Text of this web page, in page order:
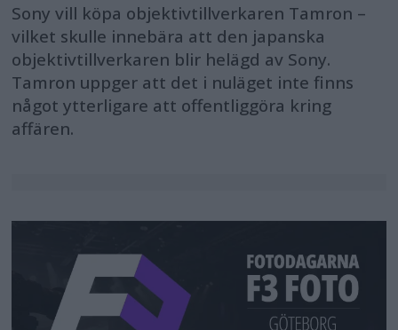
Sony vill köpa objektivtillverkaren Tamron –
vilket skulle innebära att den japanska
objektivtillverkaren blir helägd av Sony.
Tamron uppger att det i nuläget inte finns
något ytterligare att offentliggöra kring
affären.